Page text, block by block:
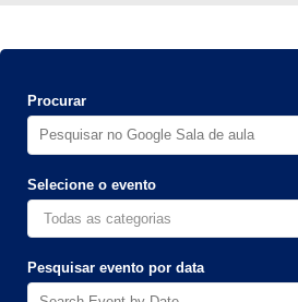
Procurar
Selecione o evento
Pesquisar evento por data